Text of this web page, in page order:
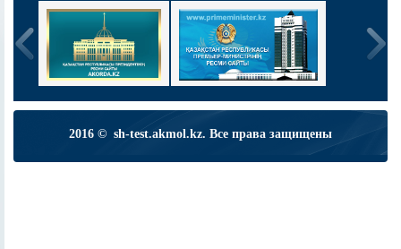
2016 © sh-test.akmol.kz. Все права защищены